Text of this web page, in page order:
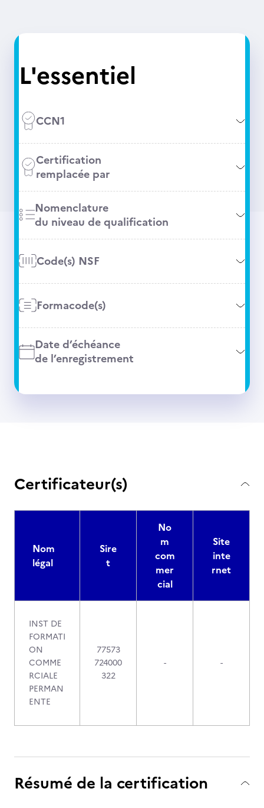
L'essentiel
CCN1
Certification
remplacée par
Nomenclature
du niveau de qualification
Code(s) NSF
Formacode(s)
Date d’échéance
de l’enregistrement
Certificateur(s)
Nom
légal
Sire
t
No
m
com
mer
cial
Site
inte
rnet
INST DE
FORMATI
ON
COMME
RCIALE
PERMAN
ENTE
77573
724000
322
- -
Résumé de la certification